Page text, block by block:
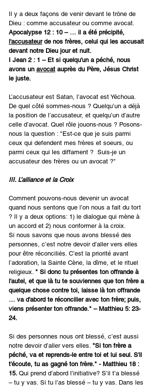
Il y a deux façons de venir devant le tröne de
Dieu : comme accusateur ou comme avocat.
Apocalypse 12 : 10 – … il a été précipité,
l'accusateur de nos frères, celui qui les accusait
devant notre Dieu jour et nuit.
I Jean 2 : 1 – Et si quelqu'un a péché, nous
avons un avocat auprès du Père, Jésus Christ
le juste.
L’accusateur est Satan, l’avocat est Yéchoua.
De quel côté sommes-nous ? Quelqu’un a déjà
la position de l’accusateur, et quelqu’un d’autre
celle d’avocat. Quel rôle jouons-nous ? Posons-
nous la question : "Est-ce que je suis parmi
ceux qui defendent mes frères et soeurs, ou
parmi ceux qui les diffament ?  Suis-je un
accusateur des frères ou un avocat ?"
III. L’alliance et la Croix
Comment pouvons-nous devenir un avocat
quand nous sentons que l’on nous a fait du tort
? Il y a deux options: 1) le dialogue qui mène à
un accord et 2) nous conformer à la croix.
Si nous savons que nous avons blessé des
personnes, c’est notre devoir d’aller vers elles
pour être réconciliés. C’est la priorité avant
l’adoration, la Sainte Cène, la dîme, et le rituel
religieux. " Si donc tu présentes ton offrande à
l'autel, et que là tu te souviennes que ton frère a
quelque chose contre toi, laisse là ton offrande
… va d'abord te réconcilier avec ton frère; puis,
viens présenter ton offrande." – Matthieu 5: 23-
24.
Si des personnes nous ont blessé, c’est aussi
notre devoir d’aller vers elles. "Si ton frère a
péché, va et reprends-le entre toi et lui seul. S'il
t'écoute, tu as gagné ton frère." - Matthieu 18 :
15. Qui prend d’abord l’initiative? S’il t’a blessé
– tu y vas. Si tu l’as blessé – tu y vas. Dans les